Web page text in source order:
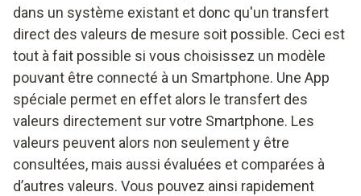
dans un système existant et donc qu'un transfert
direct des valeurs de mesure soit possible. Ceci est
tout à fait possible si vous choisissez un modèle
pouvant être connecté à un Smartphone. Une App
spéciale permet en effet alors le transfert des
valeurs directement sur votre Smartphone. Les
valeurs peuvent alors non seulement y être
consultées, mais aussi évaluées et comparées à
d’autres valeurs. Vous pouvez ainsi rapidement